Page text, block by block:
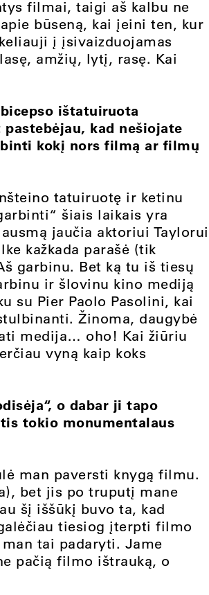
filmai, taigi aš kalbu ne
būseną, kai įeini ten, kur
į įsivaizduojamas
amžių, lytį, rasę. Kai
ištatuiruota
kad nešiojate
kokį nors filmą ar filmų
tatuiruotę ir ketinu
šiais laikais yra
jaučia aktoriui Taylorui
kažkada parašė (tik
garbinu. Bet ką tu iš tiesų
ir šlovinu kino mediją
su Pier Paolo Pasolini, kai
Žinoma, daugybė
medija… oho! Kai žiūriu
vyną kaip koks
o dabar ji tapo
tokio monumentalaus
man paversti knygą filmu.
bet jis po truputį mane
šį iššūkį buvo ta, kad
tiesiog įterpti filmo
tai padaryti. Jame
pačią filmo ištrauką, o